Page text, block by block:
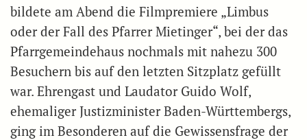
bildete am Abend die Filmpremiere „Limbus
oder der Fall des Pfarrer Mietinger“, bei der das
Pfarrgemeindehaus nochmals mit nahezu 300
Besuchern bis auf den letzten Sitzplatz gefüllt
war. Ehrengast und Laudator Guido Wolf,
ehemaliger Justizminister Baden-Württembergs,
ging im Besonderen auf die Gewissensfrage der